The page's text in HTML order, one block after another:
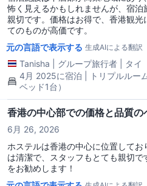
怖く見えるかもしれませんが、宿
親切です。価格はお得で、香港観
てのものが高価です。
元の言語で表示する 生成AIによる翻訳
Tanisha グループ旅行者
タイ
4月 2025に宿泊 | トリプルルー
ベッド1台）
香港の中心部での価格と品質の
6月 26, 2026
ホステルは香港の中心に位置して
は清潔で、スタッフもとても親切
をお勧めします！